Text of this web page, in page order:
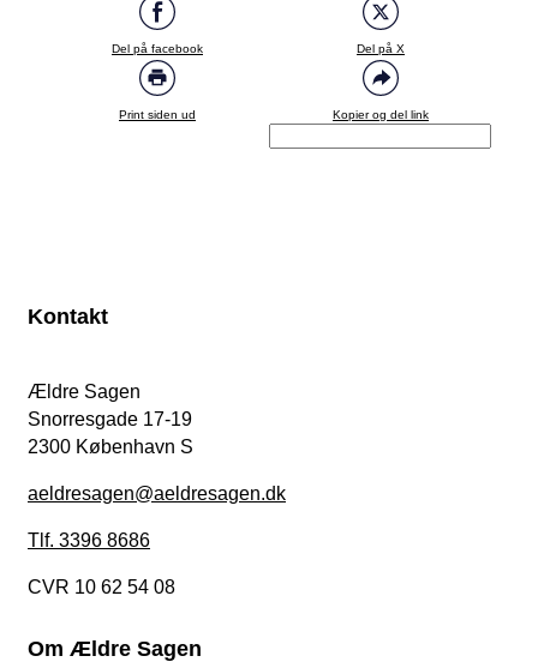
Del på facebook Del på X
Print siden ud Kopier og del link
Kontakt
Ældre Sagen
Snorresgade 17-19
2300 København S
aeldresagen@aeldresagen.dk
Tlf. 3396 8686
CVR 10 62 54 08
Om Ældre Sagen